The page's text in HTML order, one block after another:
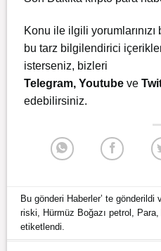
Konu ile ilgili
bu tarz bilgilendirici
isterseniz, bizleri
Telegram, Youtube ve
edebilirsiniz.
Bu gönderi Haberler’ te gönderildi
riski
Hürmüz Boğazı petrol Para
etiketlendi.